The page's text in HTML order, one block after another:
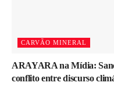
CARVÃO MINERAL
ARAYARA na Mídia:
conflito entre discurso